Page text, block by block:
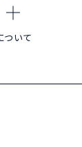
ついて